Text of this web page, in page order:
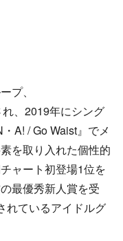
プ、
、2019年にシング
A! / Go Waist』でメ
を取り入れた個性的
ャート初登場1位を
最優秀新人賞を受
れているアイドルグ